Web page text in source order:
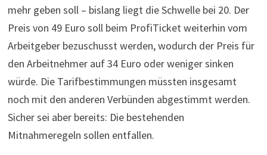
mehr geben soll – bislang liegt die Schwelle bei 20. Der
Preis von 49 Euro soll beim ProfiTicket weiterhin vom
Arbeitgeber bezuschusst werden, wodurch der Preis für
den Arbeitnehmer auf 34 Euro oder weniger sinken
würde. Die Tarifbestimmungen müssten insgesamt
noch mit den anderen Verbünden abgestimmt werden.
Sicher sei aber bereits: Die bestehenden
Mitnahmeregeln sollen entfallen.